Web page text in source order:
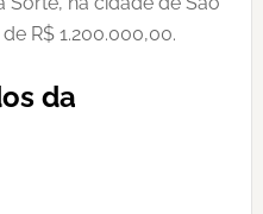
R$ 1.200.000,00.
da